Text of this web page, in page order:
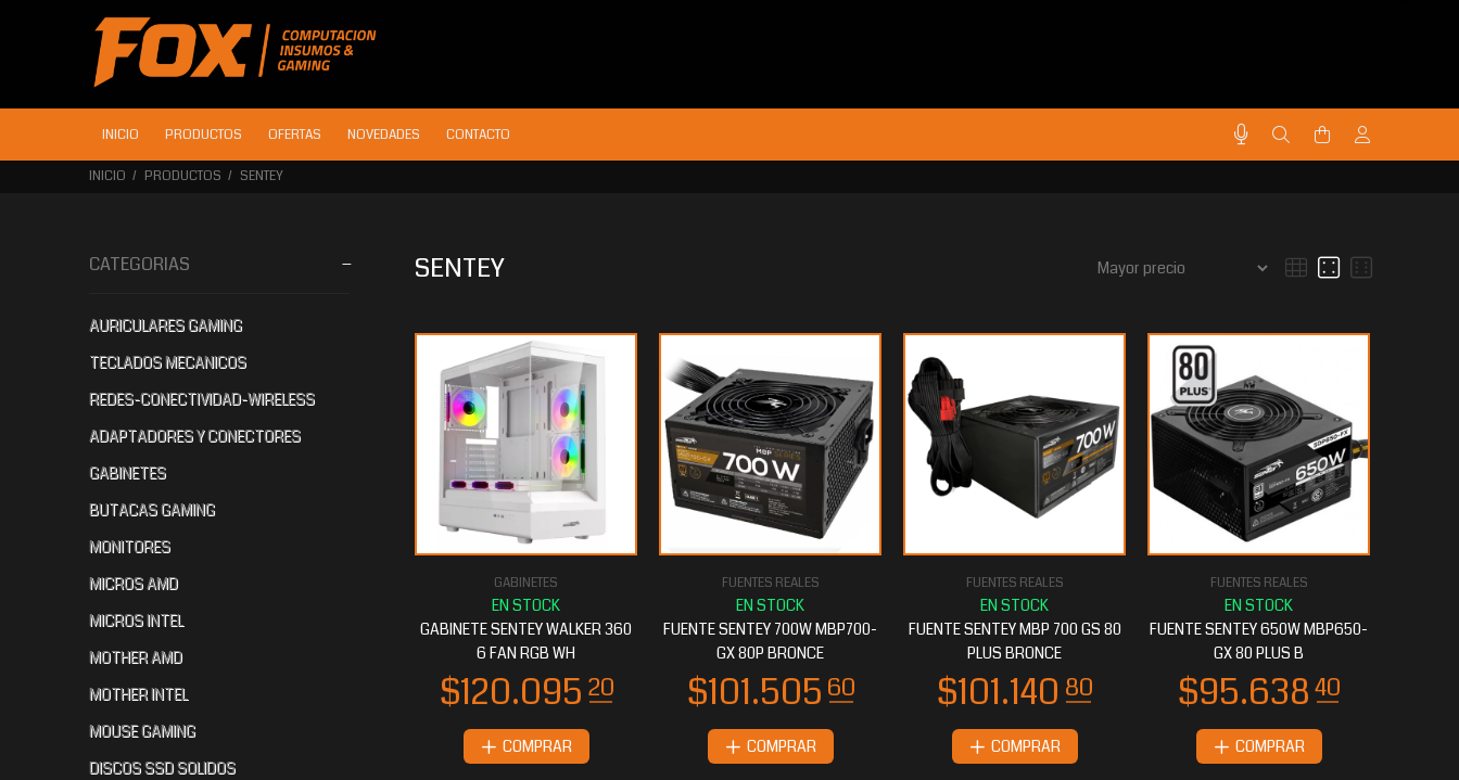
INICIO PRODUCTOS OFERTAS NOVEDADES CONTACTO
INICIO PRODUCTOS SENTEY
CATEGORIAS
AURICULARES GAMING
TECLADOS MECANICOS
REDES-CONECTIVIDAD-WIRELESS
ADAPTADORES Y CONECTORES
GABINETES
BUTACAS GAMING
MONITORES
MICROS AMD
MICROS INTEL
MOTHER AMD
MOTHER INTEL
MOUSE GAMING
DISCOS SSD SOLIDOS
SENTEY
GABINETES
GABINETE SENTEY WALKER 360
6 FAN RGB WH
COMPRAR
FUENTES REALES
FUENTE SENTEY 700W MBP700-
GX 80P BRONCE
COMPRAR
FUENTES REALES
FUENTE SENTEY MBP 700 GS 80
PLUS BRONCE
$101.14080
COMPRAR
FUENTES REALES
FUENTE SENTEY 650W MBP650-
GX 80 PLUS B
COMPRAR
$76.744 80